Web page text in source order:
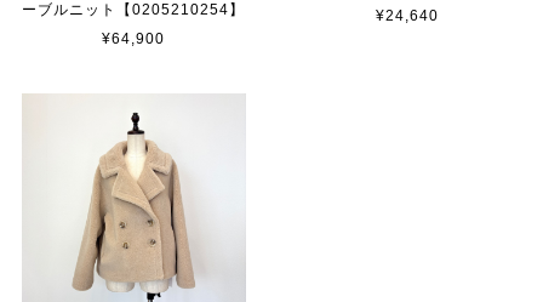
ーブルニット【0205210254】
¥64,900
¥24,640